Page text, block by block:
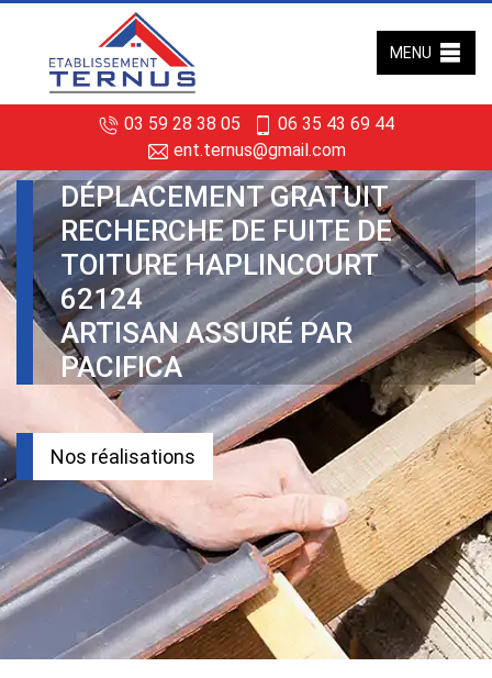
03 59 28 38 05
06 35 43 69 44
ent.ternus@gmail.com
MENU
DÉPLACEMENT GRATUIT
RECHERCHE DE FUITE DE
TOITURE HAPLINCOURT
62124
ARTISAN ASSURÉ PAR
PACIFICA
Nos réalisations